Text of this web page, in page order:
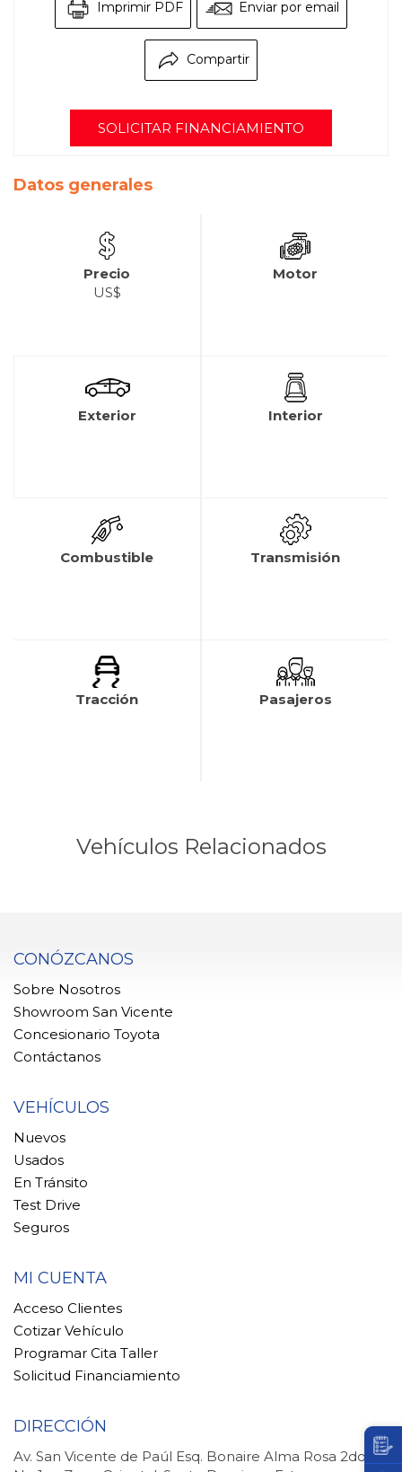
Imprimir PDF Enviar por email
Compartir
SOLICITAR FINANCIAMIENTO
Datos generales
Precio
US$
Motor
Exterior Interior
Combustible Transmisión
Tracción Pasajeros
Vehículos Relacionados
CONÓZCANOS
Sobre Nosotros
Showroom San Vicente
Concesionario Toyota
Contáctanos
VEHÍCULOS
Nuevos
Usados
En Tránsito
Test Drive
Seguros
MI CUENTA
Acceso Clientes
Cotizar Vehículo
Programar Cita Taller
Solicitud Financiamiento
DIRECCIÓN
Av. San Vicente de Paúl Esq. Bonaire Alma Rosa 2do.